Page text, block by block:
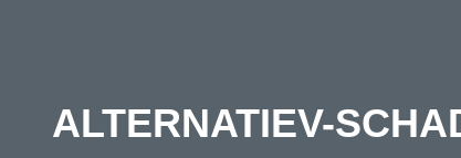
ALTERNATIEV-